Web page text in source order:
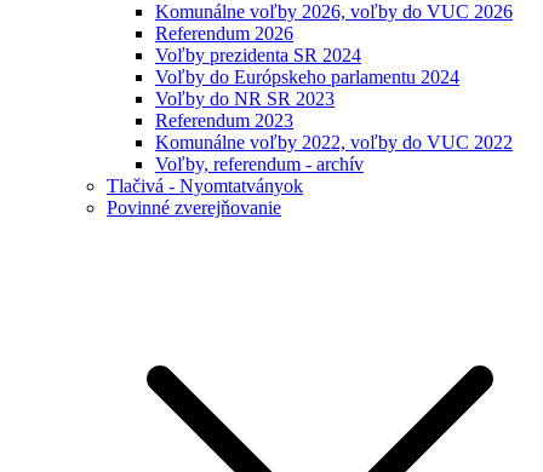
Komunálne voľby 2026, voľby do VUC 2026
Referendum 2026
Voľby prezidenta SR 2024
Voľby do Európskeho parlamentu 2024
Voľby do NR SR 2023
Referendum 2023
Komunálne voľby 2022, voľby do VUC 2022
Voľby, referendum - archív
Tlačivá - Nyomtatványok
Povinné zverejňovanie